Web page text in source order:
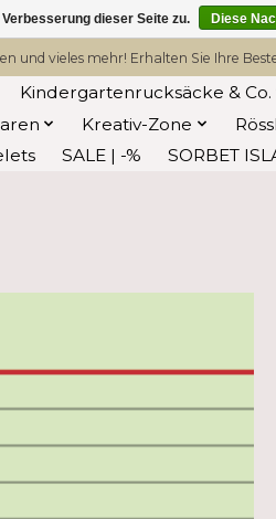
und vieles mehr! Erhalten Sie Ihre
Kindergartenrucksäcke & Co.
Kreativ-Zone
SALE | -% SORBET
dieser Seite zu. Diese